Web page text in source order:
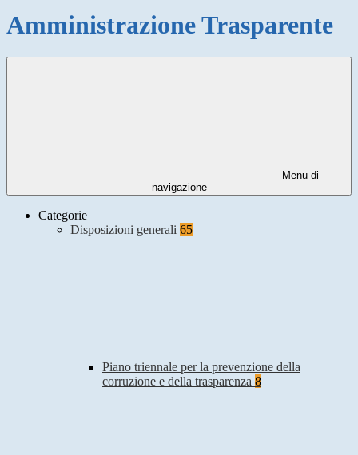
Amministrazione Trasparente
Menu di
navigazione
Categorie
Disposizioni generali 65
Piano triennale per la prevenzione della
corruzione e della trasparenza 8